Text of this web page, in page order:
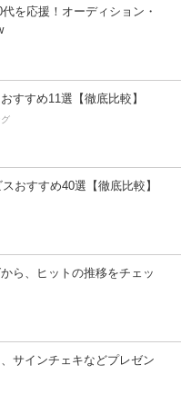
を応援！オーディション・
すすめ11選【徹底比較】
おすすめ40選【徹底比較】
ら、ヒットの推移をチェッ
サインチェキなどプレゼン